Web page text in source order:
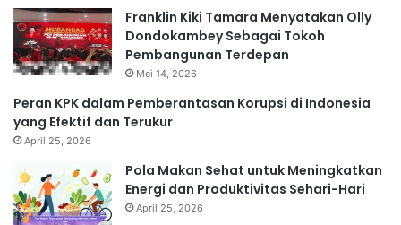
Franklin Kiki Tamara Menyatakan Olly
Dondokambey Sebagai Tokoh
Pembangunan Terdepan
Mei 14, 2026
Peran KPK dalam Pemberantasan Korupsi di Indonesia
yang Efektif dan Terukur
April 25, 2026
Pola Makan Sehat untuk Meningkatkan
Energi dan Produktivitas Sehari-Hari
April 25, 2026